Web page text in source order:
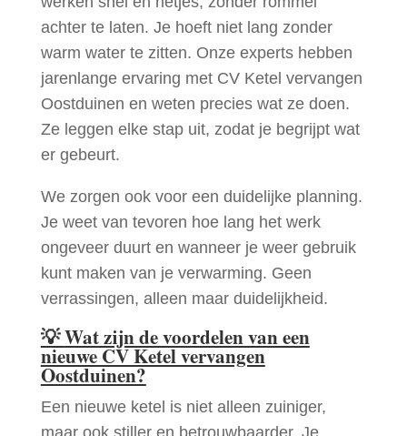
achter te laten. Je hoeft niet lang zonder
warm water te zitten. Onze experts hebben
jarenlange ervaring met CV Ketel vervangen
Oostduinen en weten precies wat ze doen.
Ze leggen elke stap uit, zodat je begrijpt wat
er gebeurt.
We zorgen ook voor een duidelijke planning.
Je weet van tevoren hoe lang het werk
ongeveer duurt en wanneer je weer gebruik
kunt maken van je verwarming. Geen
verrassingen, alleen maar duidelijkheid.
💡Wat zijn de voordelen van een
nieuwe CV Ketel vervangen
Oostduinen?
Een nieuwe ketel is niet alleen zuiniger,
maar ook stiller en betrouwbaarder. Je